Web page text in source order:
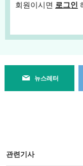
회원이시면 로그인
뉴스레터
관련기사